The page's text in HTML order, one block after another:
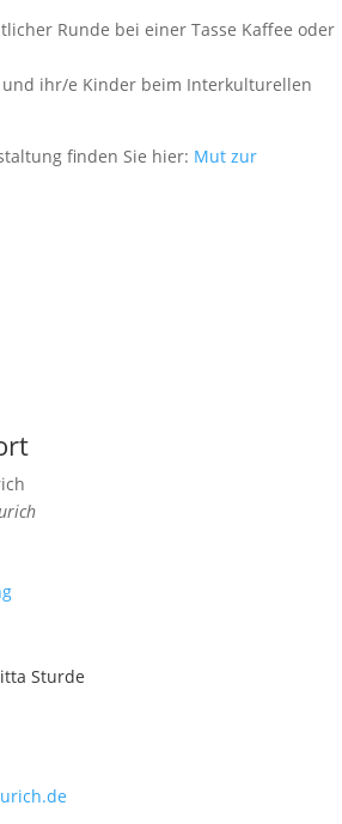
Runde bei einer Tasse Kaffee oder
ihr/e Kinder beim Interkulturellen
finden Sie hier: Mut zur
Sturde